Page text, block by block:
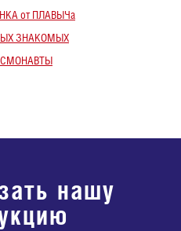
от ПЛАВЫЧа
ЗНАКОМЫХ
нашу